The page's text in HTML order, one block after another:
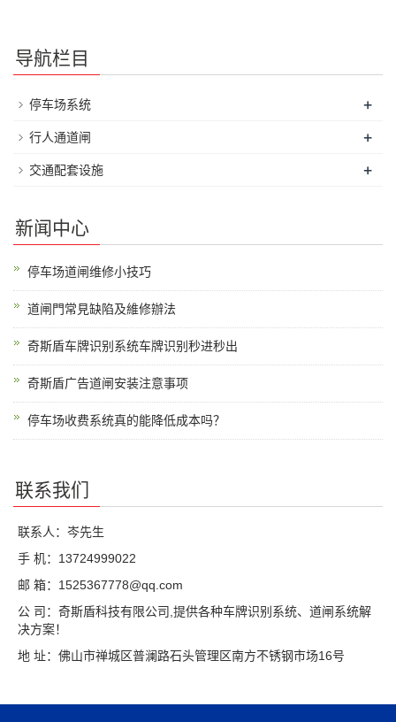
导航栏目
停车场系统 +
行人通道闸 +
交通配套设施 +
新闻中心
停车场道闸维修小技巧
道闸門常見缺陷及維修辦法
奇斯盾车牌识别系统车牌识别秒进秒出
奇斯盾广告道闸安装注意事项
停车场收费系统真的能降低成本吗？
联系我们
联系人：岑先生
手 机：13724999022
邮 箱：1525367778@qq.com
公 司：奇斯盾科技有限公司,提供各种车牌识别系统、道闸系统解
决方案！
地 址：佛山市禅城区普澜路石头管理区南方不锈钢市场16号